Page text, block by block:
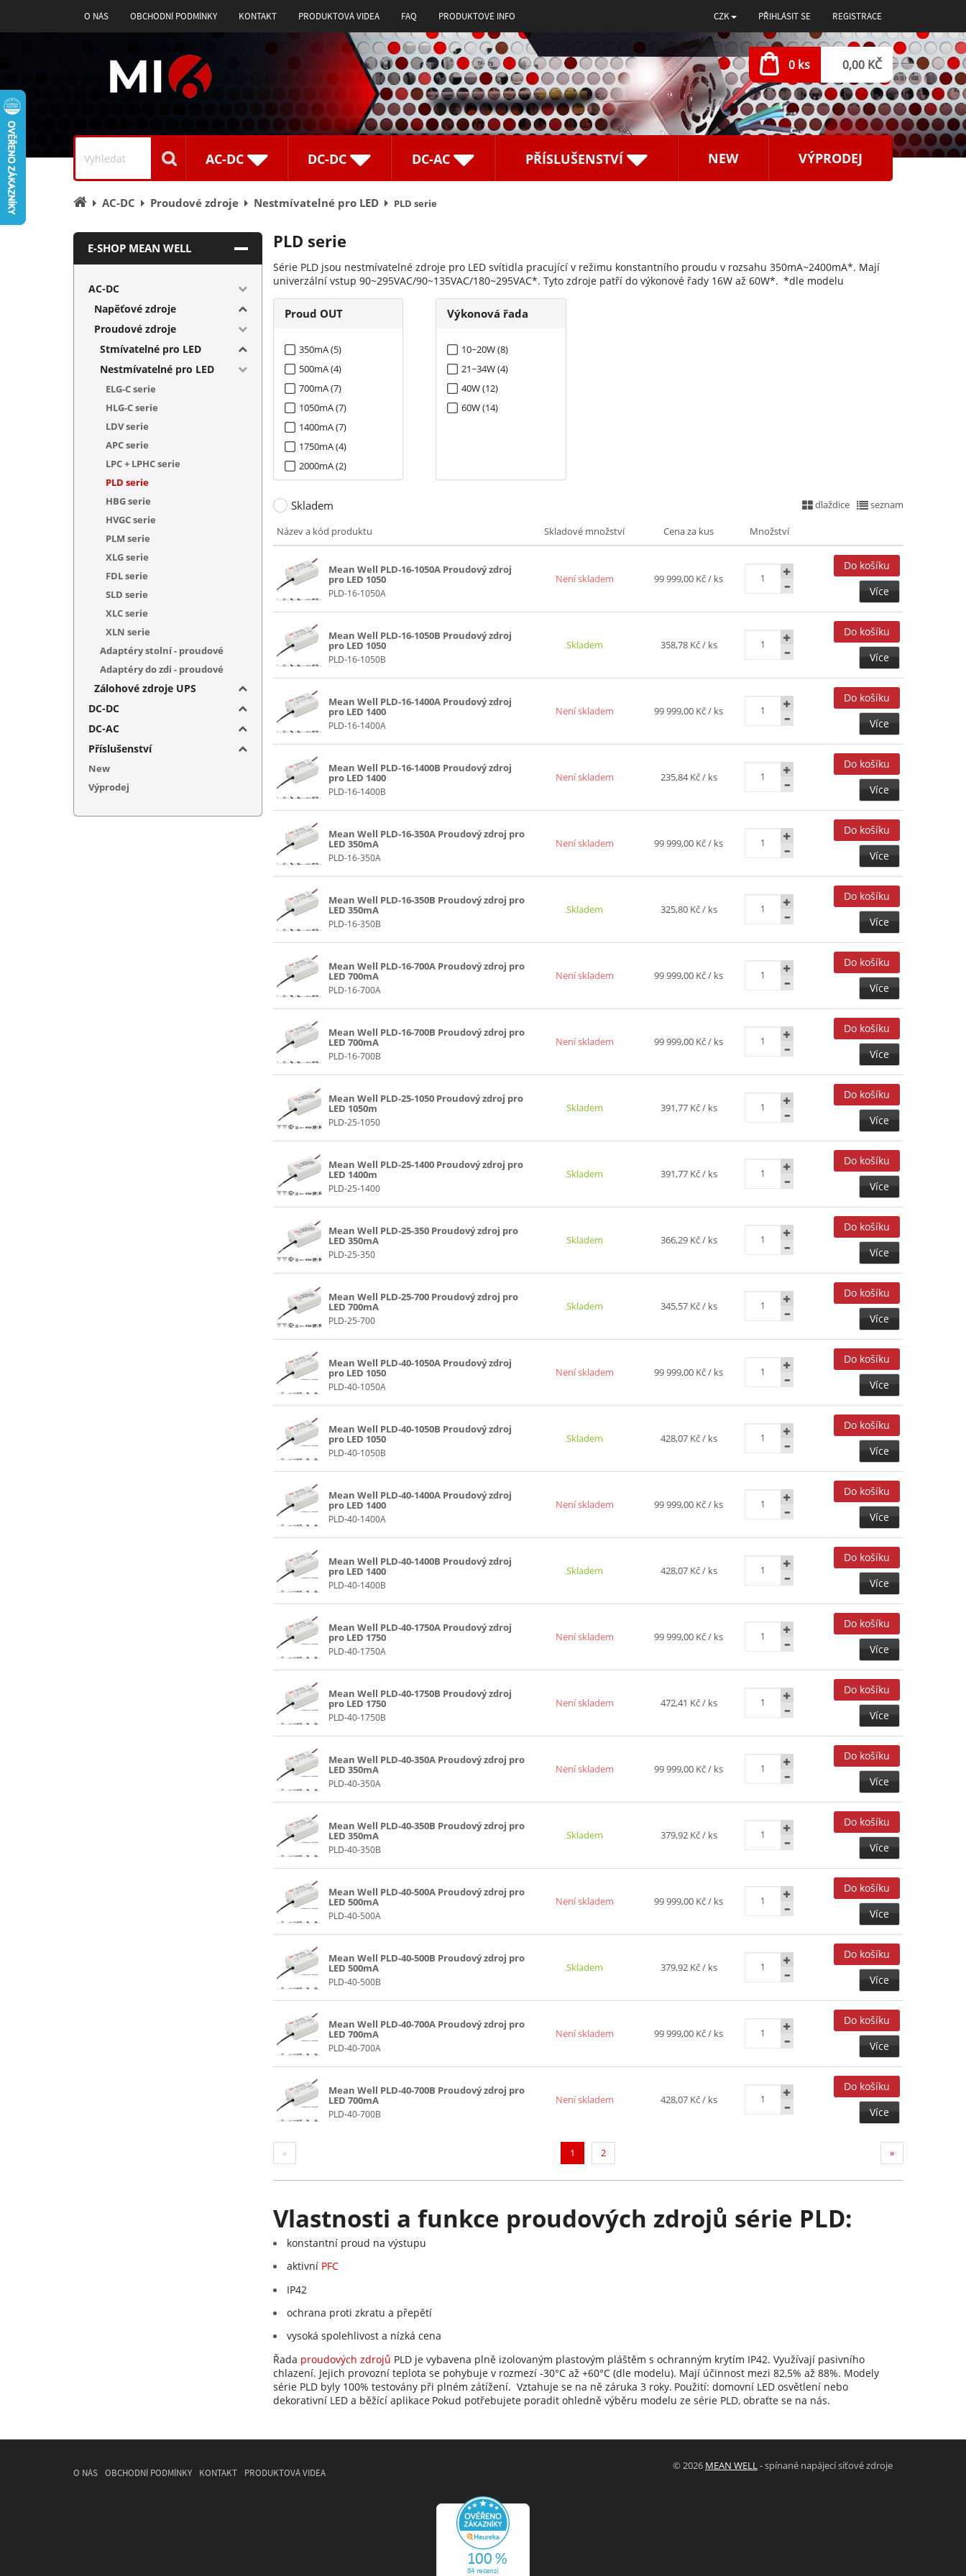
O NÁS OBCHODNÍ PODMÍNKY KONTAKT PRODUKTOVÁ VIDEA FAQ PRODUKTOVÉ INFO CZK PŘIHLÁSIT SE REGISTRACE
0 ks 0,00 KČ
Vyhledávání
AC-DC DC-DC DC-AC PŘÍSLUŠENSTVÍ NEW VÝPRODEJ
Úvodní
AC-DC Proudové zdroje Nestmívatelné pro LED PLD serie
PLD serie
Série PLD jsou nestmívatelné zdroje pro LED svítidla pracující v režimu konstantního proudu v rozsahu 350mA~2400mA*. Mají
univerzální vstup 90~295VAC/90~135VAC/180~295VAC*. Tyto zdroje patří do výkonové řady 16W až 60W*. *dle modelu
Proud OUT
350mA (5)
500mA (4)
700mA (7)
1050mA (7)
1400mA (7)
1750mA (4)
2000mA (2)
Výkonová řada
10~20W (8)
21~34W (4)
40W (12)
60W (14)
Skladem dlaždice seznam
Název a kód produktu Skladové množství Cena za kus Množství
Mean Well PLD-16-1050A Proudový zdroj
pro LED 1050
PLD-16-1050A
Není skladem 99 999,00 Kč/ ks
Více
Mean Well PLD-16-1050B Proudový zdroj
pro LED 1050
PLD-16-1050B
Skladem 358,78 Kč/ ks
Více
Mean Well PLD-16-1400A Proudový zdroj
pro LED 1400
PLD-16-1400A
Není skladem 99 999,00 Kč/ ks
Více
Mean Well PLD-16-1400B Proudový zdroj
pro LED 1400
PLD-16-1400B
Není skladem 235,84 Kč/ ks
Více
Mean Well PLD-16-350A Proudový zdroj pro
LED 350mA
PLD-16-350A
Není skladem 99 999,00 Kč/ ks
Více
Mean Well PLD-16-350B Proudový zdroj pro
LED 350mA
PLD-16-350B
Skladem 325,80 Kč/ ks
Více
Mean Well PLD-16-700A Proudový zdroj pro
LED 700mA
PLD-16-700A
Není skladem 99 999,00 Kč/ ks
Více
Mean Well PLD-16-700B Proudový zdroj pro
LED 700mA
PLD-16-700B
Není skladem 99 999,00 Kč/ ks
Více
Mean Well PLD-25-1050 Proudový zdroj pro
LED 1050m
PLD-25-1050
Skladem 391,77 Kč/ ks
Více
Mean Well PLD-25-1400 Proudový zdroj pro
LED 1400m
PLD-25-1400
Skladem 391,77 Kč/ ks
Více
Mean Well PLD-25-350 Proudový zdroj pro
LED 350mA
PLD-25-350
Skladem 366,29 Kč/ ks
Více
Mean Well PLD-25-700 Proudový zdroj pro
LED 700mA
PLD-25-700
Skladem 345,57 Kč/ ks
Více
Mean Well PLD-40-1050A Proudový zdroj
pro LED 1050
PLD-40-1050A
Není skladem 99 999,00 Kč/ ks
Více
Mean Well PLD-40-1050B Proudový zdroj
pro LED 1050
PLD-40-1050B
Skladem 428,07 Kč/ ks
Více
Mean Well PLD-40-1400A Proudový zdroj
pro LED 1400
PLD-40-1400A
Není skladem 99 999,00 Kč/ ks
Více
Mean Well PLD-40-1400B Proudový zdroj
pro LED 1400
PLD-40-1400B
Skladem 428,07 Kč/ ks
Více
Mean Well PLD-40-1750A Proudový zdroj
pro LED 1750
PLD-40-1750A
Není skladem 99 999,00 Kč/ ks
Více
Mean Well PLD-40-1750B Proudový zdroj
pro LED 1750
PLD-40-1750B
Není skladem 472,41 Kč/ ks
Více
Mean Well PLD-40-350A Proudový zdroj pro
LED 350mA
PLD-40-350A
Není skladem 99 999,00 Kč/ ks
Více
Mean Well PLD-40-350B Proudový zdroj pro
LED 350mA
PLD-40-350B
Skladem 379,92 Kč/ ks
Více
Mean Well PLD-40-500A Proudový zdroj pro
LED 500mA
PLD-40-500A
Není skladem 99 999,00 Kč/ ks
Více
Mean Well PLD-40-500B Proudový zdroj pro
LED 500mA
PLD-40-500B
Skladem 379,92 Kč/ ks
Více
Mean Well PLD-40-700A Proudový zdroj pro
LED 700mA
PLD-40-700A
Není skladem 99 999,00 Kč/ ks
Více
Mean Well PLD-40-700B Proudový zdroj pro
LED 700mA
PLD-40-700B
Není skladem 428,07 Kč/ ks
Více
« 1 (current)
2 »
Vlastnosti a funkce proudových zdrojů série PLD:
konstantní proud na výstupu
aktivní PFC
IP42
ochrana proti zkratu a přepětí
vysoká spolehlivost a nízká cena
Řada proudových zdrojů PLD je vybavena plně izolovaným plastovým pláštěm s ochranným krytím IP42. Využívají pasivního
chlazení. Jejich provozní teplota se pohybuje v rozmezí -30°C až +60°C (dle modelu). Mají účinnost mezi 82,5% až 88%. Modely
série PLD byly 100% testovány při plném zátížení. Vztahuje se na ně záruka 3 roky. Použití: domovní LED osvětlení nebo
dekorativní LED a běžící aplikace Pokud potřebujete poradit ohledně výběru modelu ze série PLD, obraťte se na nás.
E-SHOP MEAN WELL
AC-DC
Napěťové zdroje
Proudové zdroje
Stmívatelné pro LED
Nestmívatelné pro LED
ELG-C serie
HLG-C serie
LDV serie
APC serie
LPC + LPHC serie
PLD serie
HBG serie
HVGC serie
PLM serie
XLG serie
FDL serie
SLD serie
XLC serie
XLN serie
Adaptéry stolní - proudové
Adaptéry do zdi - proudové
Zálohové zdroje UPS
DC-DC
DC-AC
Příslušenství
New
Výprodej
O NÁS OBCHODNÍ PODMÍNKY KONTAKT PRODUKTOVÁ VIDEA
© 2026 MEAN WELL- spínané napájecí síťové zdroje